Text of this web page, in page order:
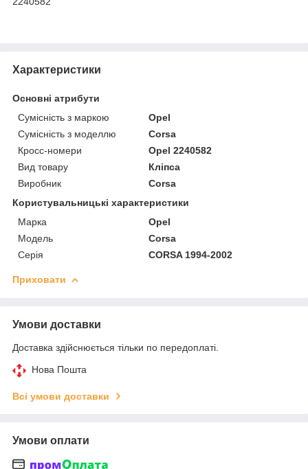
Характеристики
Основні атрибути
Сумісність з маркою
Opel
Сумісність з моделлю
Corsa
Кросс-номери
Opel 2240582
Вид товару
Кліпса
Виробник
Corsa
Користувальницькі характеристики
Марка
Opel
Модель
Corsa
Серія
CORSA 1994-2002
Приховати
Умови доставки
Доставка здійснюється тільки по передоплаті.
Нова Пошта
Всі умови доставки
Умови оплати